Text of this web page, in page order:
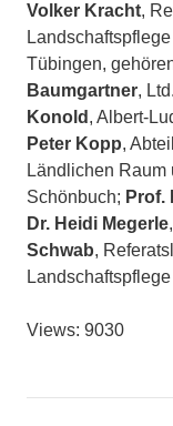
Volker Kracht,
Tübingen,
Baumgartner,
Konold , Albert-
Peter Kopp,
Ländlichen Raum
Schönbuch; Prof.
Dr. Heidi Megerle
Schwab,
Views: 9030